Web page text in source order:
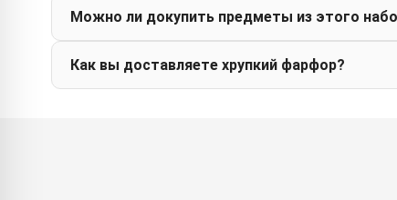
Можно ли докупить предметы из этого
Как вы доставляете хрупкий фарфор?